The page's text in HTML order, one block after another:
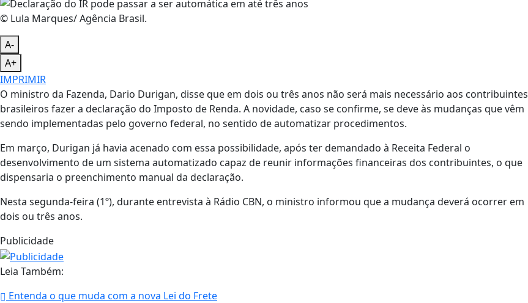
© Lula Marques/ Agência Brasil.
A-
A+
IMPRIMIR
O ministro da Fazenda, Dario Durigan, disse que em dois ou três anos não será mais necessário aos contribuintes
brasileiros fazer a declaração do Imposto de Renda. A novidade, caso se confirme, se deve às mudanças que vêm
sendo implementadas pelo governo federal, no sentido de automatizar procedimentos.
Em março, Durigan já havia acenado com essa possibilidade, após ter demandado à Receita Federal o
desenvolvimento de um sistema automatizado capaz de reunir informações financeiras dos contribuintes, o que
dispensaria o preenchimento manual da declaração.
Nesta segunda-feira (1º), durante entrevista à Rádio CBN, o ministro informou que a mudança deverá ocorrer em
dois ou três anos.
Publicidade
Leia Também:
Entenda o que muda com a nova Lei do Frete